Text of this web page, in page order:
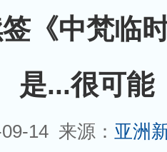
《中梵临
是...很可能
14 来源： 亚洲